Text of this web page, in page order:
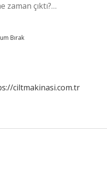
zaman çıktı?…
Bırak
ciltmakinasi.com.tr